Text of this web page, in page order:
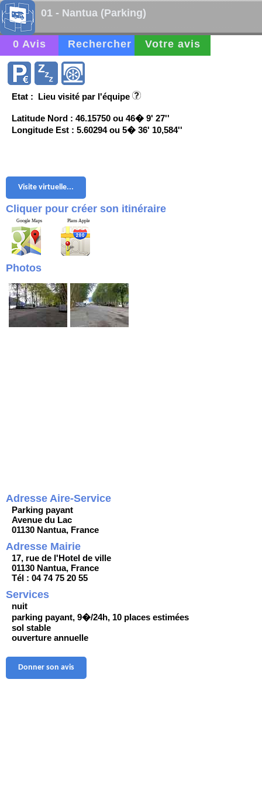
01 - Nantua (Parking)
0 Avis Rechercher Votre avis
Etat : Lieu visité par l'équipe
Latitude Nord : 46.15750 ou 46� 9' 27''
Longitude Est : 5.60294 ou 5� 36' 10,584''
Visite virtuelle...
Cliquer pour créer son itinéraire
Google Maps Plans Apple
Photos
Adresse Aire-Service
Parking payant
Avenue du Lac
01130 Nantua, France
Adresse Mairie
17, rue de l'Hotel de ville
01130 Nantua, France
Tél : 04 74 75 20 55
Services
nuit
parking payant, 9�/24h, 10 places estimées
sol stable
ouverture annuelle
Donner son avis